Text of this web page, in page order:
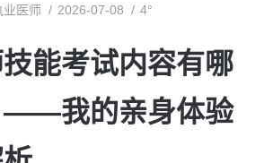
业医师 2026-07-08 4°
能考试内容有哪
——我的亲身体验